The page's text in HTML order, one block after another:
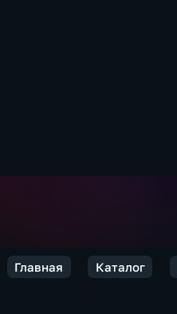
Главная Каталог